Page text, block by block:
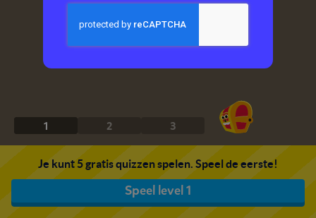
1 2 3
Je kunt 5 gratis quizzen spelen. Speel de eerste!
Speel level 1